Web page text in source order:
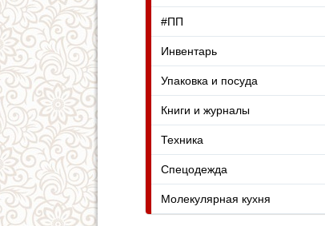
#ПП
Инвентарь
Упаковка и посуда
Книги и журналы
Техника
Спецодежда
Молекулярная кухня